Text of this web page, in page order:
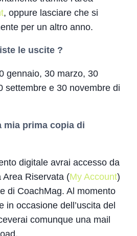
, oppure lasciare che si
per un altro anno.
le uscite ?
gennaio, 30 marzo, 30
settembre e 30 novembre di
mia prima copia di
digitale avrai accesso da
Area Riservata (My Account)
di CoachMag. Al momento
in occasione dell’uscita del
comunque una mail